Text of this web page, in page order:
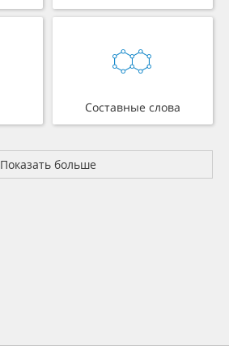
Составные слова
Показать больше